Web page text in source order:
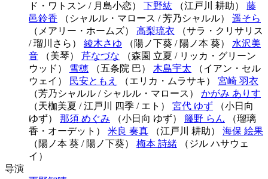
ド・ワトスン / 月島小恋） 下野紘 （江戸川 耕助） 藤
邑鈴香 （シャルル・マロース / 芳乃シャルル） 遥そら
（メアリー・ホームズ） 高梨琉衣 （サラ・クリサリス
/ 瑠川さら） 綾木さゆ （陽ノ下葵 / 陽ノ本 葵） 水沢美
音 （美琴） 芹なづな （森園 立夏 / リッカ・グリーン
ウッド） 雪穂 （五条院 巴） 木島宇太 （イアン・セル
ウェイ）
民安ともえ （エリカ・ムラサキ） 宮崎 羽衣
（芳乃シャルル / シャルル・マロース） かがみ ありす
（天枷美夏 / 江戸川 四季 / エト） 宮代 ゆず （小日向
ゆず） 那須 めぐみ （小日向 ゆず） 籐野 らん （瑠璃
香・オーデット） 米良 奏真 （江戸川 耕助） 海保 絵果
（陽ノ本 葵 / 陽ノ下葵） 梅本 詩緒 （ジル ハサウェ
イ）
导演